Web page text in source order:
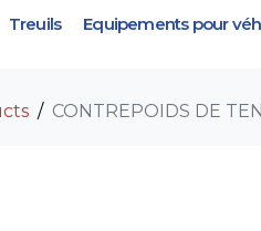
Treuils Equipements pour
DE
CONTREPOIDS DE